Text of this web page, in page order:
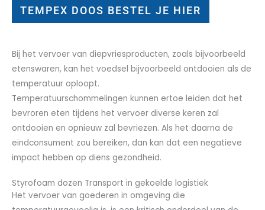
TEMPEX DOOS BESTEL JE HIER
Bij het vervoer van diepvriesproducten, zoals bijvoorbeeld
etenswaren, kan het voedsel bijvoorbeeld ontdooien als de
temperatuur oploopt.
Temperatuurschommelingen kunnen ertoe leiden dat het
bevroren eten tijdens het vervoer diverse keren zal
ontdooien en opnieuw zal bevriezen. Als het daarna de
eindconsument zou bereiken, dan kan dat een negatieve
impact hebben op diens gezondheid.
Styrofoam dozen Transport in gekoelde logistiek
Het vervoer van goederen in omgeving die